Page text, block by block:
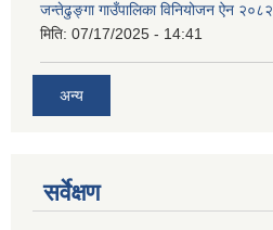
जन्तेढुङ्गा गाउँपालिका विनियोजन ऐन २०८२
मिति: 07/17/2025 - 14:41
अन्य
सर्वेक्षण